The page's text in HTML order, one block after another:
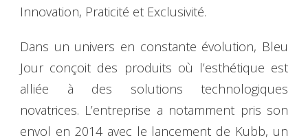
Innovation, Praticité et Exclusivité.
Dans un univers en constante évolution, Bleu
Jour conçoit des produits où l’esthétique est
alliée à des solutions technologiques
novatrices. L’entreprise a notamment pris son
envol en 2014 avec le lancement de Kubb, un